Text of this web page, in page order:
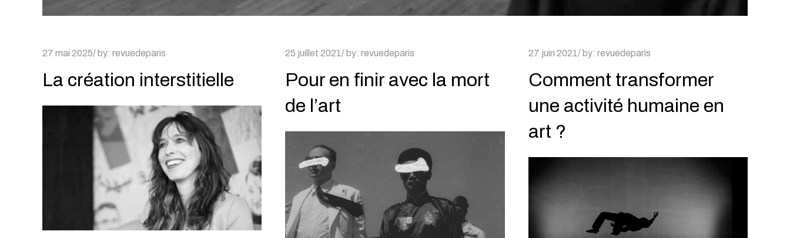
Posted
27 mai 2025 by: revuedeparis
La création interstitielle
Posted
25 juillet 2021 by:revuedeparis
Pour en finir avec la mort
de l’art
Posted
27 juin 2021 by: revuedeparis
Comment transformer
une activité humaine en
art ?